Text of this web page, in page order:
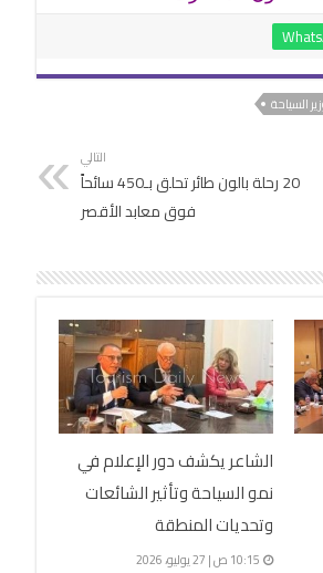
السياحة
التالي
20 رحلة بالون طائر تحلق بـ450 سائحاً
فوق معابد الأقصر
الشاعر يكشف دور الإعلام في
نمو السياحة وتأثير الشائعات
وتحديات المنطقة
10:15 ص | 27 يوليو، 2026